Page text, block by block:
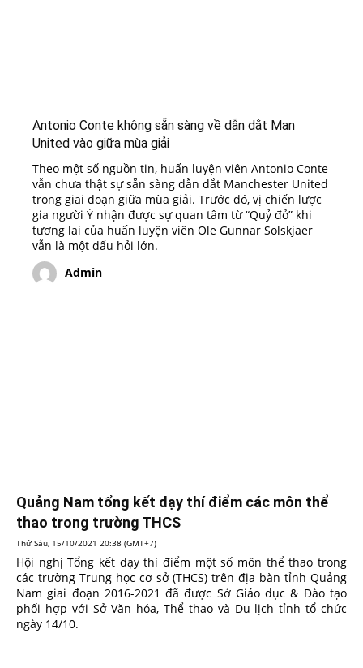
Antonio Conte không sẵn sàng về dẫn dắt Man
United vào giữa mùa giải
Theo một số nguồn tin, huấn luyện viên Antonio Conte
vẫn chưa thật sự sẵn sàng dẫn dắt Manchester United
trong giai đoạn giữa mùa giải. Trước đó, vị chiến lược
gia người Ý nhận được sự quan tâm từ “Quỷ đỏ” khi
tương lai của huấn luyện viên Ole Gunnar Solskjaer
vẫn là một dấu hỏi lớn.
Admin
Quảng Nam tổng kết dạy thí điểm các môn thể
thao trong trường THCS
Thứ Sáu, 15/10/2021 20:38 (GMT+7)
Hội nghị Tổng kết dạy thí điểm một số môn thể thao trong
các trường Trung học cơ sở (THCS) trên địa bàn tỉnh Quảng
Nam giai đoạn 2016-2021 đã được Sở Giáo dục & Đào tạo
phối hợp với Sở Văn hóa, Thể thao và Du lịch tỉnh tổ chức
ngày 14/10.